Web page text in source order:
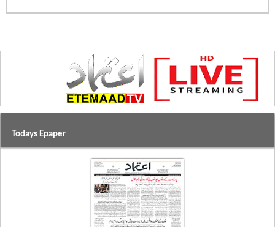
Todays Epaper